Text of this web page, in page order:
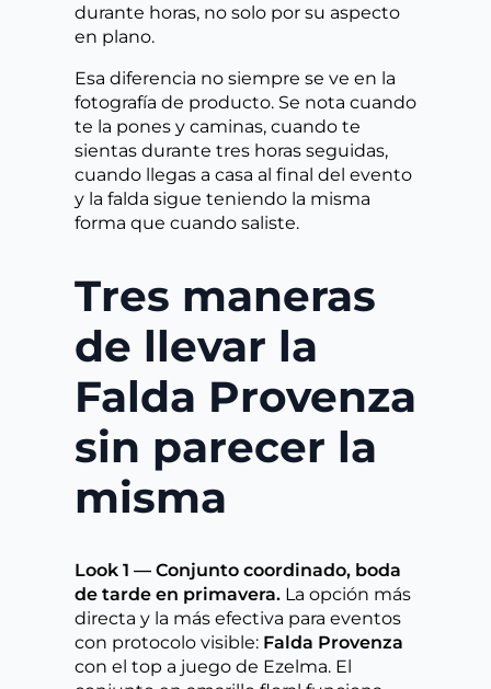
durante horas, no solo por su aspecto
en plano.
Esa diferencia no siempre se ve en la
fotografía de producto. Se nota cuando
te la pones y caminas, cuando te
sientas durante tres horas seguidas,
cuando llegas a casa al final del evento
y la falda sigue teniendo la misma
forma que cuando saliste.
Tres maneras
de llevar la
Falda Provenza
sin parecer la
misma
Look 1 — Conjunto coordinado, boda
de tarde en primavera. La opción más
directa y la más efectiva para eventos
con protocolo visible: Falda Provenza
con el top a juego de Ezelma. El